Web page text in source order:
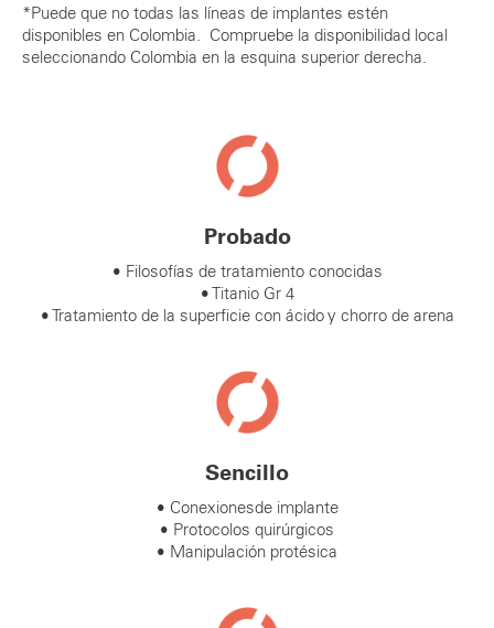
*Puede que no todas las líneas de implantes estén
disponibles en Colombia. Compruebe la disponibilidad local
seleccionando Colombia en la esquina superior derecha.
Probado
• Filosofías de tratamiento conocidas
• Titanio Gr 4
• Tratamiento de la superficie con ácido y chorro de arena
Sencillo
• Conexiones​de implante
• Protocolos quirúrgicos
• Manipulación protésica